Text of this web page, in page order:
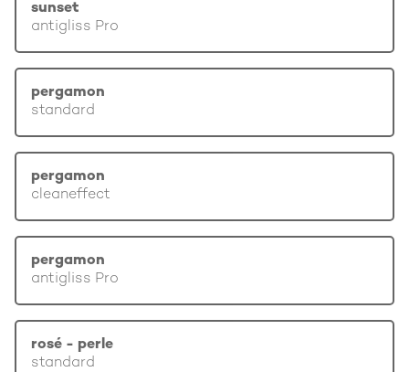
sunset
antigliss Pro
pergamon
standard
pergamon
cleaneffect
pergamon
antigliss Pro
rosé - perle
standard